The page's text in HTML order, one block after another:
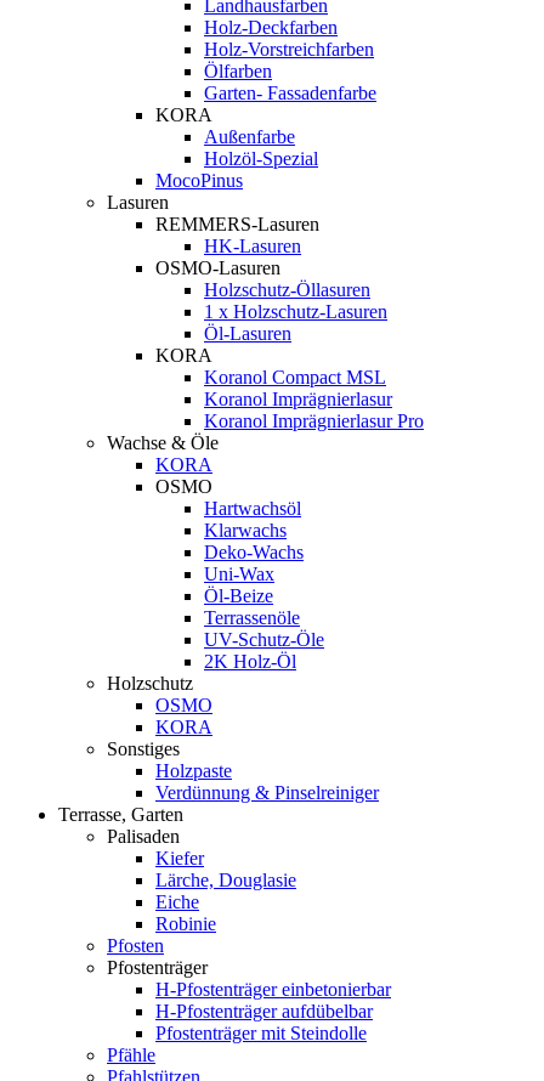
Landhausfarben
Holz-Deckfarben
Holz-Vorstreichfarben
Ölfarben
Garten- Fassadenfarbe
KORA
Außenfarbe
Holzöl-Spezial
MocoPinus
Lasuren
REMMERS-Lasuren
HK-Lasuren
OSMO-Lasuren
Holzschutz-Öllasuren
1 x Holzschutz-Lasuren
Öl-Lasuren
KORA
Koranol Compact MSL
Koranol Imprägnierlasur
Koranol Imprägnierlasur Pro
Wachse & Öle
KORA
OSMO
Hartwachsöl
Klarwachs
Deko-Wachs
Uni-Wax
Öl-Beize
Terrassenöle
UV-Schutz-Öle
2K Holz-Öl
Holzschutz
OSMO
KORA
Sonstiges
Holzpaste
Verdünnung & Pinselreiniger
Terrasse, Garten
Palisaden
Kiefer
Lärche, Douglasie
Eiche
Robinie
Pfosten
Pfostenträger
H-Pfostenträger einbetonierbar
H-Pfostenträger aufdübelbar
Pfostenträger mit Steindolle
Pfähle
Pfahlstützen